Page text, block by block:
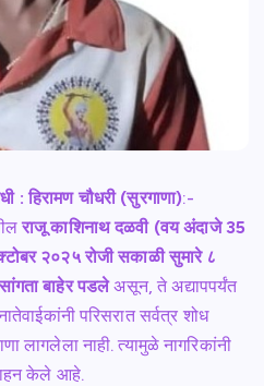
: हिरामण चौधरी (सुरगाणा):-
राजू काशिनाथ दळवी (वय अंदाजे 35
२०२५ रोजी सकाळी सुमारे ८
बाहेर पडलेअसून, ते अद्यापपर्यंत
परिसरात सर्वत्र शोध
लागलेला नाही. त्यामुळे नागरिकांनी
केले आहे.